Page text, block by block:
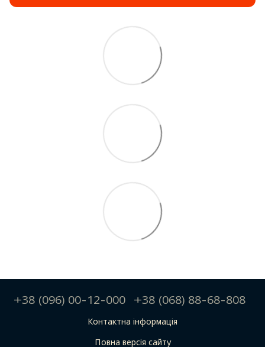
+38 (096) 00-12-000 +38 (068) 88-68-808
Контактна інформація
Повна версія сайту